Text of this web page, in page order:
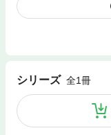
シリーズ 全1冊